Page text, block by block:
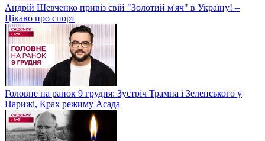
Андрій Шевченко привіз свій "Золотий м'яч" в Україну! –
Цікаво про спорт
Головне на ранок 9 грудня: Зустріч Трампа і Зеленського у
Парижі, Крах режиму Асада